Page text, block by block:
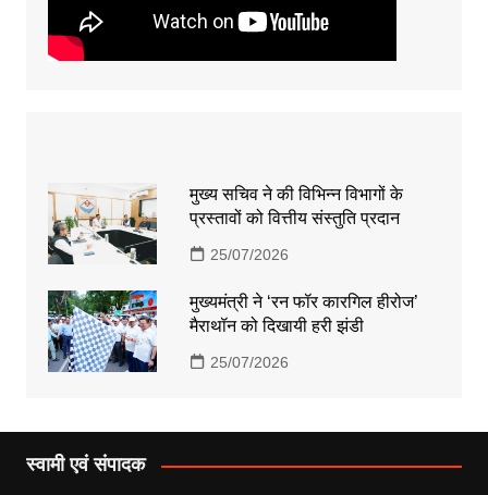
मुख्य सचिव ने की विभिन्न विभागों के
प्रस्तावों को वित्तीय संस्तुति प्रदान
25/07/2026
मुख्यमंत्री ने ‘रन फॉर कारगिल हीरोज’
मैराथॉन को दिखायी हरी झंडी
25/07/2026
स्वामी एवं संपादक